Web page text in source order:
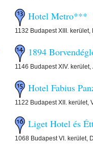
Hotel Metro***
1132 Budapest XIII. kerület,
1894
1146 Budapest XIV.
Hotel Fabius
1122 Budapest XII. kerület,
Liget Hotel és
1068 Budapest VI. kerület,